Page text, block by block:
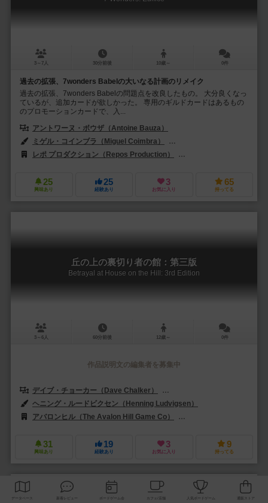
3～7人 30分前後 10歳～ 0件
過去の拡張、7wonders Babelの大いなる計画のリメイク
過去の拡張、7wonders Babelの問題点を改良したもの。 大分良くなっ
ているが、追加カードが欲しかった。 専用のギルドカードはあるもの
のプロモーションカードで、入...
アントワーヌ・ボウザ（Antoine Bauza）
ミゲル・コインブラ（Miguel Coimbra）
レポ プロダクション（Repos Production）
25
興味あり
25
経験あり
3
お気に入り
65
持ってる
丘の上の裏切り者の館：第三版
Betrayal at House on the Hill: 3rd Edition
3～6人 60分前後 12歳～ 0件
作品説明文の編集者を募集中
デイブ・チョーカー（Dave Chalker）
ヘニング・ルードビクセン（Henning Ludvigsen）
アバロンヒル（The Avalon Hill Game Co）
31
興味あり
19
経験あり
3
お気に入り
9
持ってる